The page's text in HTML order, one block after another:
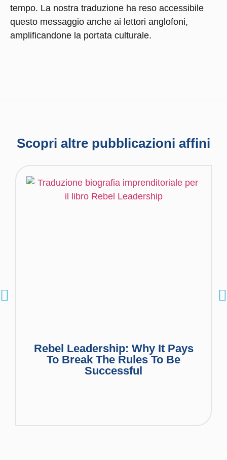
tempo. La nostra traduzione ha reso accessibile
questo messaggio anche ai lettori anglofoni,
amplificandone la portata culturale.
Scopri altre pubblicazioni affini
Rebel Leadership: Why It Pays
To Break The Rules To Be
Successful